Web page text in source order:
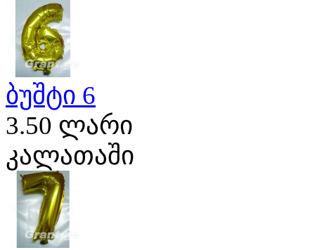
ბუშტი 6
3.50 ლარი
კალათაში